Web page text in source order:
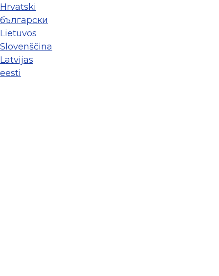
Hrvatski
български
Lietuvos
Slovenščina
Latvijas
eesti